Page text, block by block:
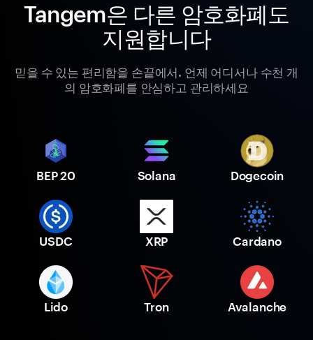
Tangem은 다른 암호화폐도
지원합니다
믿을 수 있는 편리함을 손끝에서. 언제 어디서나 수천 개
의 암호화폐를 안심하고 관리하세요
BEP 20 Solana Dogecoin
USDC XRP Cardano
Lido Tron Avalanche